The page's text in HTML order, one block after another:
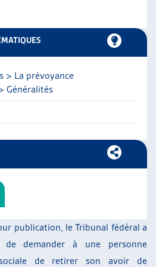
publication, le Tribunal fédéral a
demander à une personne
de retirer son avoir de
> La prévoyance
Généralités